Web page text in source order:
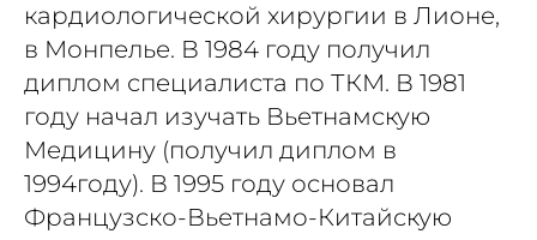
кардиологической хирургии в Лионе,
в Монпелье. В 1984 году получил
диплом специалиста по ТКМ. В 1981
году начал изучать Вьетнамскую
Медицину (получил диплом в
1994году). В 1995 году основал
Французско-Вьетнамо-Китайскую